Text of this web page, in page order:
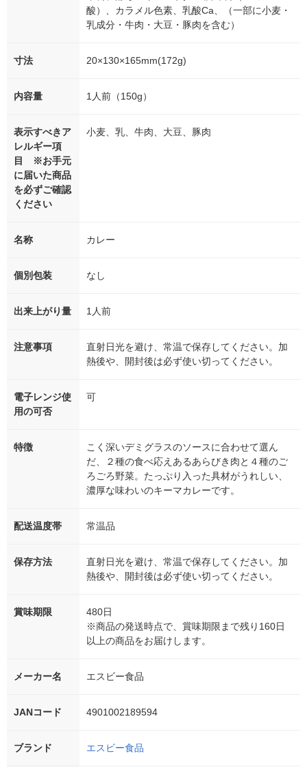
酸）、カラメル色素、乳酸Ca、（一部に小麦・
乳成分・牛肉・大豆・豚肉を含む）
寸法 20×130×165mm(172g)
内容量 1人前（150g）
表示すべきア
レルギー項
目 ※お手元
に届いた商品
を必ずご確認
ください
小麦、乳、牛肉、大豆、豚肉
名称 カレー
個別包装 なし
出来上がり量 1人前
注意事項
直射日光を避け、常温で保存してください。加
熱後や、開封後は必ず使い切ってください。
電子レンジ使
用の可否
可
特徴
こく深いデミグラスのソースに合わせて選ん
だ、２種の食べ応えあるあらびき肉と４種のご
ろごろ野菜。たっぷり入った具材がうれしい、
濃厚な味わいのキーマカレーです。
配送温度帯 常温品
保存方法
直射日光を避け、常温で保存してください。加
熱後や、開封後は必ず使い切ってください。
賞味期限
480日
※商品の発送時点で、賞味期限まで残り160日
以上の商品をお届けします。
メーカー名 エスビー食品
JANコード 4901002189594
ブランド エスビー食品